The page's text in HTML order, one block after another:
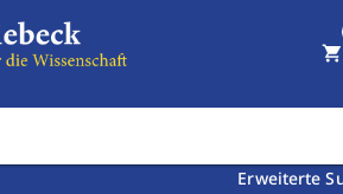
Erweiterte
shopping_cart